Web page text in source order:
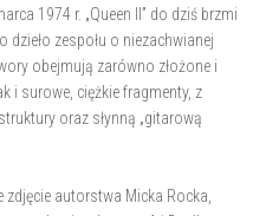
1974 r. „Queen II” do dziś brzmi
dzieło zespołu o niezachwianej
obejmują zarówno złożone i
i surowe, ciężkie fragmenty, z
oraz słynną „gitarową
autorstwa Micka Rocka,